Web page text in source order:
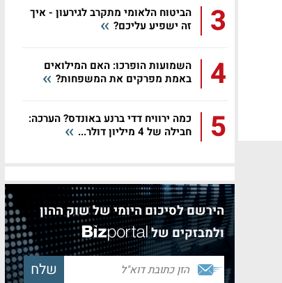
3
הביטוח הלאומי מתקרב לגירעון - איך
זה ישפיע עליכם?
4
השמועות הופרכו: האם המילואים
באמת מפרקים את המשפחות?
5
כמה ירוויח דדי ברנע באונדס? הערכה:
חבילה של 4 מיליון דולר...
הירשם לסיכום היומי של שוק ההון
ולמבזקים של